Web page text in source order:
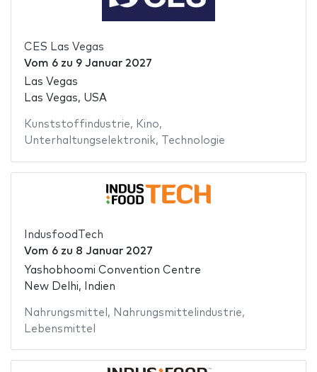
CES Las Vegas
Vom 6zu 9 Januar 2027
Las Vegas
Las Vegas, USA
Kunststoffindustrie, Kino,
Unterhaltungselektronik, Technologie
IndusfoodTech
Vom 6zu 8 Januar 2027
Yashobhoomi Convention Centre
New Delhi, Indien
Nahrungsmittel , Nahrungsmittelindustrie,
Lebensmittel